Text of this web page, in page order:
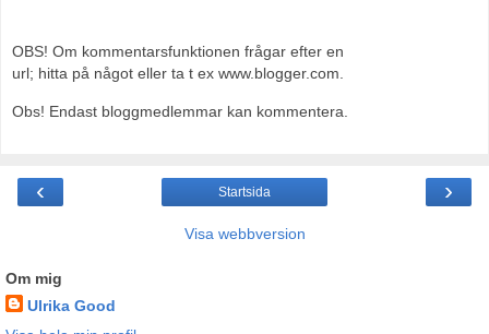
OBS! Om kommentarsfunktionen frågar efter en
url; hitta på något eller ta t ex www.blogger.com.
Obs! Endast bloggmedlemmar kan kommentera.
‹ ›
Startsida
Visa webbversion
Om mig
Ulrika Good